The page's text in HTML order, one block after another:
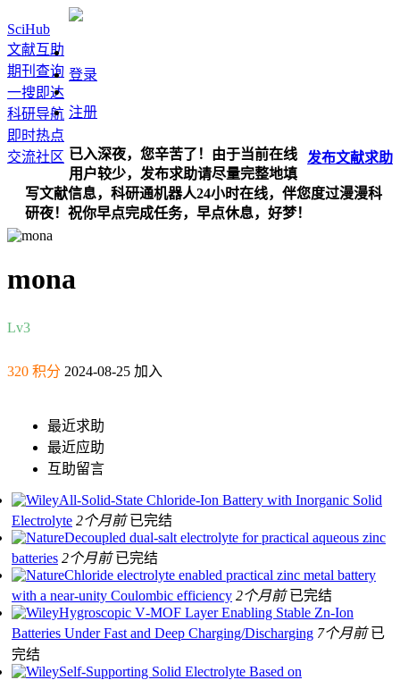
SciHub
文献互助
期刊查询
一搜即达
科研导航
即时热点
交流社区
登录
注册
发布文献求助
已入深夜，您辛苦了！由于当前在线
用户较少，发布求助请尽量完整地填
写文献信息，科研通机器人24小时在线，伴您度过漫漫科
研夜！祝你早点完成任务，早点休息，好梦！
mona
Lv3
320 积分 2024-08-25 加入
最近求助
最近应助
互助留言
All‐Solid‐State Chloride‐Ion Battery with Inorganic Solid
Electrolyte 2个月前 已完结
Decoupled dual-salt electrolyte for practical aqueous zinc
batteries 2个月前 已完结
Chloride electrolyte enabled practical zinc metal battery
with a near-unity Coulombic efficiency 2个月前 已完结
Hygroscopic V‐MOF Layer Enabling Stable Zn‐Ion
Batteries Under Fast and Deep Charging/Discharging 7个月前 已
完结
Self-Supporting Solid Electrolyte Based on